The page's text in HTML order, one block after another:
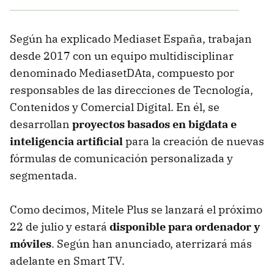
Según ha explicado Mediaset España, trabajan
desde 2017 con un equipo multidisciplinar
denominado MediasetDAta, compuesto por
responsables de las direcciones de Tecnología,
Contenidos y Comercial Digital. En él, se
desarrollan proyectos basados en bigdata e
inteligencia artificialpara la creación de nuevas
fórmulas de comunicación personalizada y
segmentada.
Como decimos, Mitele Plus se lanzará el próximo
22 de julio y estará disponible para ordenador y
móviles. Según han anunciado, aterrizará más
adelante en Smart TV.